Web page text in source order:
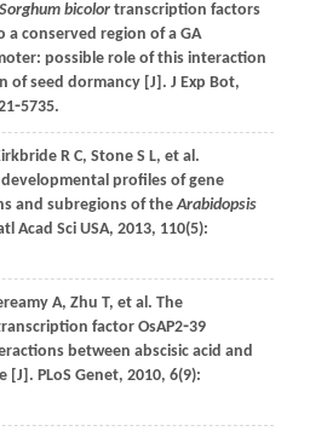
Sorghum bicolortranscription factors
a conserved region of a GA
possible role of this interaction
of seed dormancy [J]. J Exp Bot,
R C, Stone S L, et al.
profiles of gene
and subregions of theArabidopsis
Acad Sci USA, 2013, 110(5):
A, Zhu T, et al. The
factor OsAP2⁃39
between abscisic acid and
[J]. PLoS Genet, 2010, 6(9):